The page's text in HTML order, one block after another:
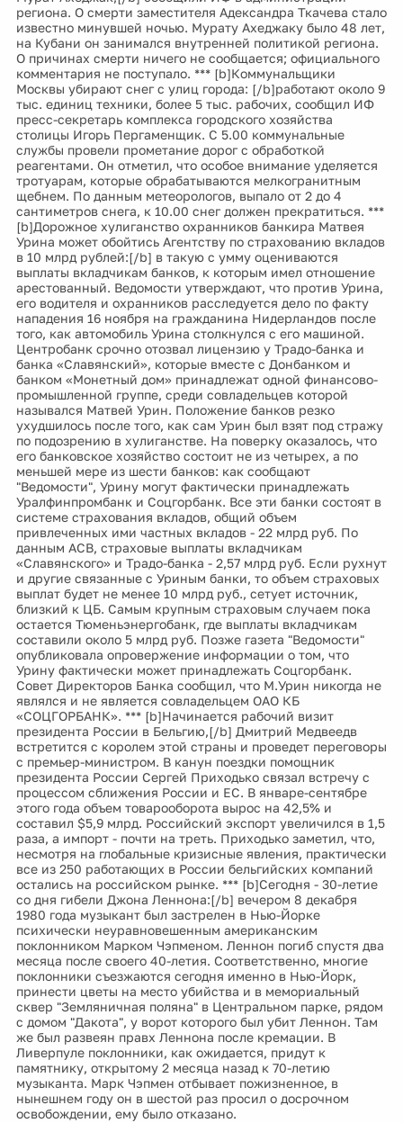
региона. О смерти заместителя Адександра Ткачева стало
известно минувшей ночью. Мурату Ахеджаку было 48 лет,
на Кубани он занимался внутренней политикой региона.
О причинах смерти ничего не сообщается; официального
комментария не поступало. *** [b]Коммунальщики
Москвы убирают снег с улиц города: [/b]работают около 9
тыс. единиц техники, более 5 тыс. рабочих, сообщил ИФ
пресс-секретарь комплекса городского хозяйства
столицы Игорь Пергаменщик. С 5.00 коммунальные
службы провели прометание дорог с обработкой
реагентами. Он отметил, что особое внимание уделяется
тротуарам, которые обрабатываются мелкогранитным
щебнем. По данным метеорологов, выпало от 2 до 4
сантиметров снега, к 10.00 снег должен прекратиться. ***
[b]Дорожное хулиганство охранников банкира Матвея
Урина может обойтись Агентству по страхованию вкладов
в 10 млрд рублей:[/b] в такую с умму оцениваются
выплаты вкладчикам банков, к которым имел отношение
арестованный. Ведомости утверждают, что против Урина,
его водителя и охранников расследуется дело по факту
нападения 16 ноября на гражданина Нидерландов после
того, как автомобиль Урина столкнулся с его машиной.
Центробанк срочно отозвал лицензию у Традо-банка и
банка «Славянский», которые вместе с Донбанком и
банком «Монетный дом» принадлежат одной финансово-
промышленной группе, среди совладельцев которой
назывался Матвей Урин. Положение банков резко
ухудшилось после того, как сам Урин был взят под стражу
по подозрению в хулиганстве. На поверку оказалось, что
его банковское хозяйство состоит не из четырех, а по
меньшей мере из шести банков: как сообщают
"Ведомости", Урину могут фактически принадлежать
Уралфинпромбанк и Соцгорбанк. Все эти банки состоят в
системе страхования вкладов, общий объем
привлеченных ими частных вкладов - 22 млрд руб. По
данным АСВ, страховые выплаты вкладчикам
«Славянского» и Традо-банка - 2,57 млрд руб. Если рухнут
и другие связанные с Уриным банки, то объем страховых
выплат будет не менее 10 млрд руб., сетует источник,
близкий к ЦБ. Самым крупным страховым случаем пока
остается Тюменьэнергобанк, где выплаты вкладчикам
составили около 5 млрд руб. Позже газета "Ведомости"
опубликовала опровержение информации о том, что
Урину фактически может принадлежать Соцгорбанк.
Совет Директоров Банка сообщил, что М.Урин никогда не
являлся и не является совладельцем ОАО КБ
«СОЦГОРБАНК». *** [b]Начинается рабочий визит
президента России в Бельгию,[/b] Дмитрий Медвеедв
встретится с королем этой страны и проведет переговоры
с премьер-министром. В канун поездки помощник
президента России Сергей Приходько связал встречу с
процессом сближения России и ЕС. В январе-сентябре
этого года объем товарооборота вырос на 42,5% и
составил $5,9 млрд. Российский экспорт увеличился в 1,5
раза, а импорт - почти на треть. Приходько заметил, что,
несмотря на глобальные кризисные явления, практически
все из 250 работающих в России бельгийских компаний
остались на российском рынке. *** [b]Сегодня - 30-летие
со дня гибели Джона Леннона:[/b] вечером 8 декабря
1980 года музыкант был застрелен в Нью-Йорке
психически неуравновешенным американским
поклонником Марком Чэпменом. Леннон погиб спустя два
месяца после своего 40-летия. Соответственно, многие
поклонники съезжаются сегодня именно в Нью-Йорк,
принести цветы на место убийства и в мемориальный
сквер "Земляничная поляна" в Центральном парке, рядом
с домом "Дакота", у ворот которого был убит Леннон. Там
же был развеян правх Леннона после кремации. В
Ливерпуле поклонники, как ожидается, придут к
памятнику, открытому 2 месяца назад к 70-летию
музыканта. Марк Чэпмен отбывает пожизненное, в
нынешнем году он в шестой раз просил о досрочном
освобождении, ему было отказано.